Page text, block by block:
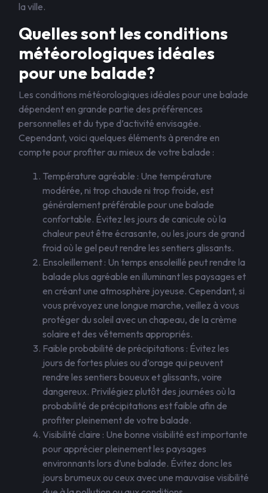
la ville.
Quelles sont les conditions
météorologiques idéales
pour une balade?
Les conditions météorologiques idéales pour une balade
dépendent en grande partie des préférences
personnelles et du type d’activité envisagée.
Cependant, voici quelques éléments à prendre en
compte pour profiter au mieux de votre balade :
Température agréable : Une température
modérée, ni trop chaude ni trop froide, est
généralement préférable pour une balade
confortable. Évitez les jours de canicule où la
chaleur peut être écrasante, ou les jours de grand
froid où le gel peut rendre les sentiers glissants.
Ensoleillement : Un temps ensoleillé peut rendre la
balade plus agréable en illuminant les paysages et
en créant une atmosphère joyeuse. Cependant, si
vous prévoyez une longue marche, veillez à vous
protéger du soleil avec un chapeau, de la crème
solaire et des vêtements appropriés.
Faible probabilité de précipitations : Évitez les
jours de fortes pluies ou d’orage qui peuvent
rendre les sentiers boueux et glissants, voire
dangereux. Privilégiez plutôt des journées où la
probabilité de précipitations est faible afin de
profiter pleinement de votre balade.
Visibilité claire : Une bonne visibilité est importante
pour apprécier pleinement les paysages
environnants lors d’une balade. Évitez donc les
jours brumeux ou ceux avec une mauvaise visibilité